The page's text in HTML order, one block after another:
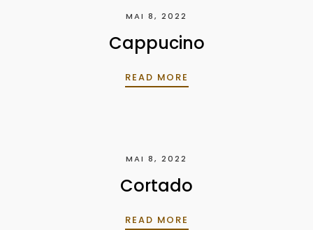
MAI 8, 2022
Cappucino
READ MORE
MAI 8, 2022
Cortado
READ MORE